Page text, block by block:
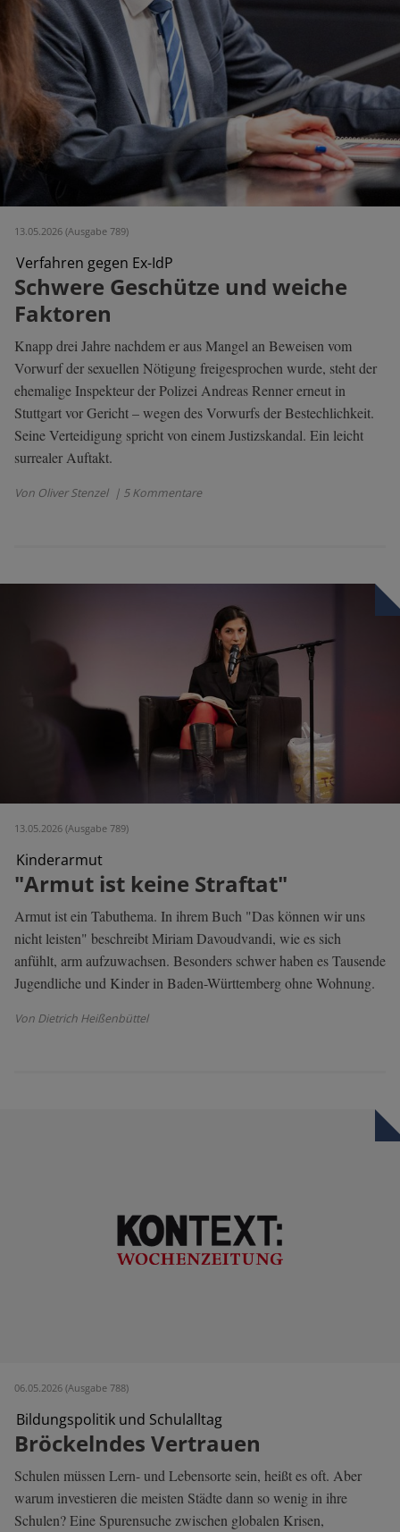
13.05.2026 (Ausgabe 789)
Verfahren gegen Ex-IdP
Schwere Geschütze und weiche
Faktoren
Knapp drei Jahre nachdem er aus Mangel an Beweisen vom
Vorwurf der sexuellen Nötigung freigesprochen wurde, steht der
ehemalige Inspekteur der Polizei Andreas Renner erneut in
Stuttgart vor Gericht – wegen des Vorwurfs der Bestechlichkeit.
Seine Verteidigung spricht von einem Justizskandal. Ein leicht
surrealer Auftakt.
Von Oliver Stenzel | 5 Kommentare
13.05.2026 (Ausgabe 789)
Kinderarmut
"Armut ist keine Straftat"
Armut ist ein Tabuthema. In ihrem Buch "Das können wir uns
nicht leisten" beschreibt Miriam Davoudvandi, wie es sich
anfühlt, arm aufzuwachsen. Besonders schwer haben es Tausende
Jugendliche und Kinder in Baden-Württemberg ohne Wohnung.
Von Dietrich Heißenbüttel
06.05.2026 (Ausgabe 788)
Bildungspolitik und Schulalltag
Bröckelndes Vertrauen
Schulen müssen Lern- und Lebensorte sein, heißt es oft. Aber
warum investieren die meisten Städte dann so wenig in ihre
Schulen? Eine Spurensuche zwischen globalen Krisen,